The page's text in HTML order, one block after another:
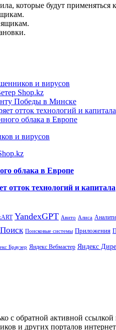
которые будут
и вирусов
Shop.kz
Победы в Минске
отток технологий и капитала
облака в Европе
и вирусов
облака в Европе
отток технологий и капитала
YandexGPT Авито Алиса
Поиск Поисковые системы Приложения
Браузер Яндекс Вебмастер Яндекс
с обратной активной ссылкой
и других порталов